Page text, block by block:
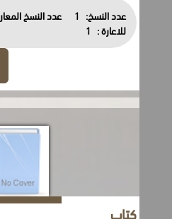
عدد النسخ: 1 عدد النسخ المعارة : 0
للاعارة :
1